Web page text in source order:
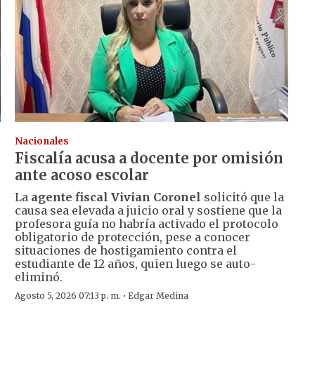
Nacionales
Fiscalía acusa a docente por omisión
ante acoso escolar
La agente fiscal Vivian Coronel solicitó que la
causa sea elevada a juicio oral y sostiene que la
profesora guía no habría activado el protocolo
obligatorio de protección, pese a conocer
situaciones de hostigamiento contra el
estudiante de 12 años, quien luego se auto-
eliminó.
Agosto 5, 2026 07:13 p. m. · Edgar Medina